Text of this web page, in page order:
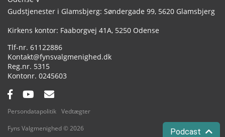
Podcast
Gudstjenester i Glamsbjerg: Søndergade 99, 5620 Glamsbjerg
Adresse:
Kirkens kontor: Faaborgvej 41A 5250 Odense
Tlf.:
61122886
Email:
Kontakt@fynsvalgmenighed.dk
Reg.nr.:
5315
Kontonummer:
0245603
Facebook:
YouTube:
Email:
Fyns Valgmenighed © 2026
Persondatapolitik Vedtægter